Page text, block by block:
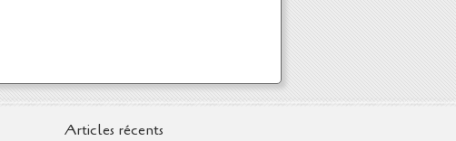
Articles récents